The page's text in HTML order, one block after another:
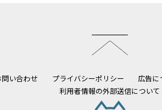
問い合わせ プライバシーポリシー 広告に
利用者情報の外部送信について